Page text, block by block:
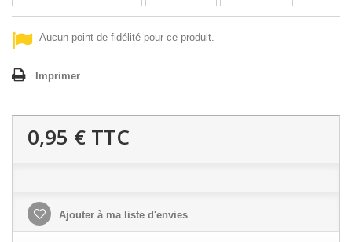
Aucun point de fidélité pour ce produit.
Imprimer
0,95 € TTC
Ajouter à ma liste d'envies